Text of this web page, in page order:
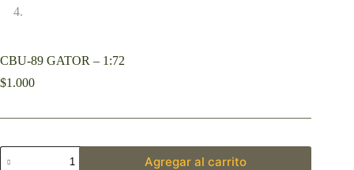
CBU-89 GATOR – 1:72
$1.000
Agregar al carrito